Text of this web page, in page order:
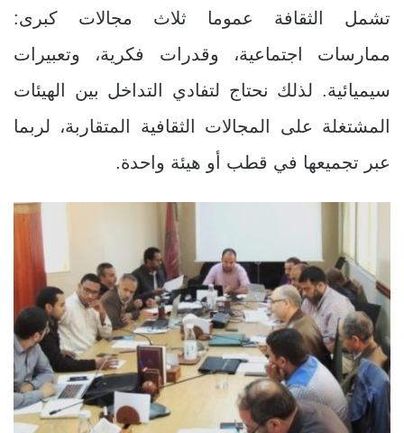
تشمل الثقافة عموما ثلاث مجالات كبرى:
ممارسات اجتماعية، وقدرات فكرية، وتعبيرات
سيميائية. لذلك نحتاج لتفادي التداخل بين الهيئات
المشتغلة على المجالات الثقافية المتقاربة، لربما
عبر تجميعها في قطب أو هيئة واحدة.